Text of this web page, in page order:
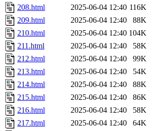
208.html
2025-06-04 12:40 116K
209.html
2025-06-04 12:40
88K
210.html
2025-06-04 12:40 104K
211.html
2025-06-04 12:40
58K
212.html
2025-06-04 12:40
99K
213.html
2025-06-04 12:40
54K
214.html
2025-06-04 12:40
88K
215.html
2025-06-04 12:40
86K
216.html
2025-06-04 12:40
58K
217.html
2025-06-04 12:40
64K